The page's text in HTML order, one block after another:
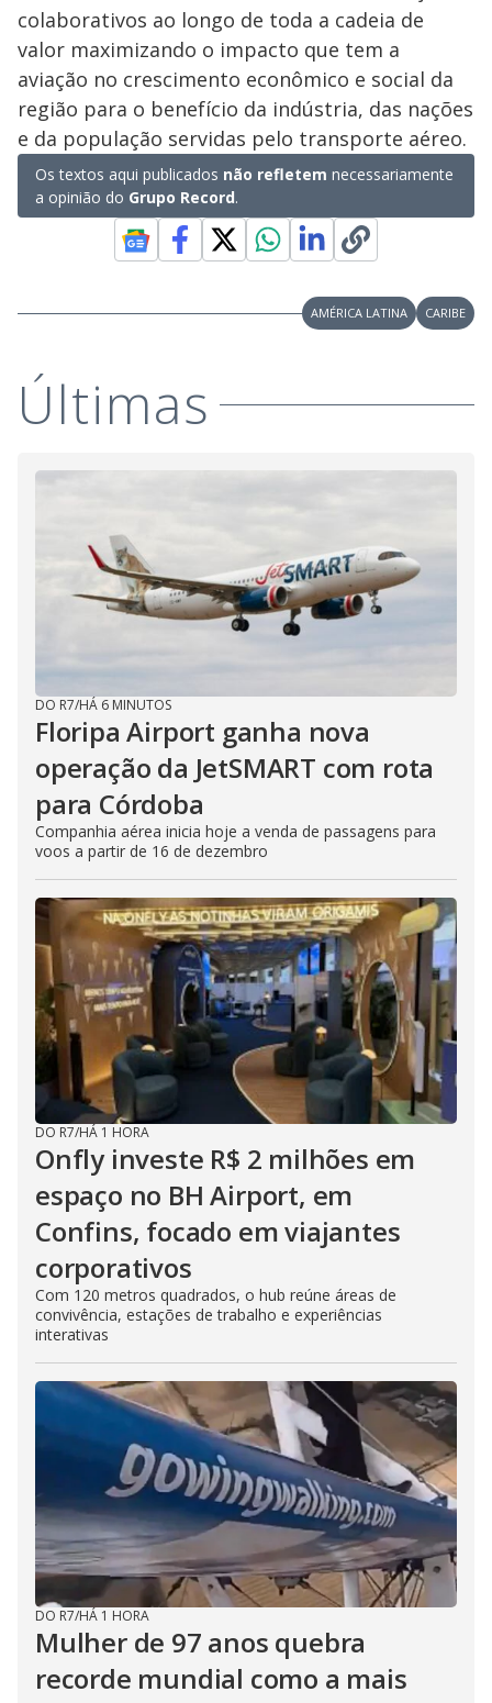
colaborativos ao longo de toda a cadeia de
valor maximizando o impacto que tem a
aviação no crescimento econômico e social da
região para o benefício da indústria, das nações
e da população servidas pelo transporte aéreo.
Os textos aqui publicados não refletem necessariamente
a opinião do Grupo Record.
AMÉRICA LATINA CARIBE
Últimas
DO R7/HÁ 6 MINUTOS
Floripa Airport ganha nova
operação da JetSMART com rota
para Córdoba
Companhia aérea inicia hoje a venda de passagens para
voos a partir de 16 de dezembro
DO R7/HÁ 1 HORA
Onfly investe R$ 2 milhões em
espaço no BH Airport, em
Confins, focado em viajantes
corporativos
Com 120 metros quadrados, o hub reúne áreas de
convivência, estações de trabalho e experiências
interativas
DO R7/HÁ 1 HORA
Mulher de 97 anos quebra
recorde mundial como a mais